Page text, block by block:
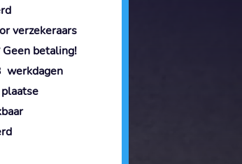
verzekeraars
betaling!
werkdagen